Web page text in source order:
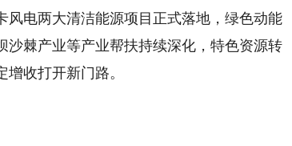
电两大清洁能源项目正式落地，绿色动能
棘产业等产业帮扶持续深化，特色资源转
收打开新门路。